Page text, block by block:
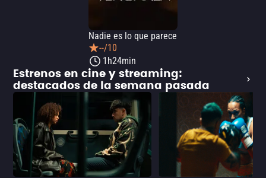
Nadie es lo que parece
--/10
1h24min
Estrenos en cine y streaming:
destacados de la semana pasada